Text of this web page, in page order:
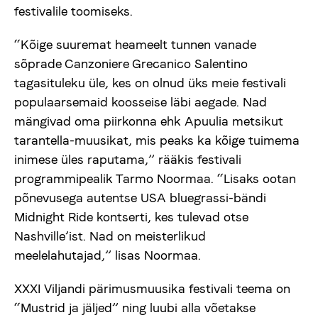
festivalile toomiseks.
“Kõige suuremat heameelt tunnen vanade
sõprade Canzoniere Grecanico Salentino
tagasituleku üle, kes on olnud üks meie festivali
populaarsemaid koosseise läbi aegade. Nad
mängivad oma piirkonna ehk Apuulia metsikut
tarantella-muusikat, mis peaks ka kõige tuimema
inimese üles raputama,” rääkis festivali
programmipealik Tarmo Noormaa. “Lisaks ootan
põnevusega autentse USA bluegrassi-bändi
Midnight Ride kontserti, kes tulevad otse
Nashville’ist. Nad on meisterlikud
meelelahutajad,” lisas Noormaa.
XXXI Viljandi pärimusmuusika festivali teema on
“Mustrid ja jäljed” ning luubi alla võetakse